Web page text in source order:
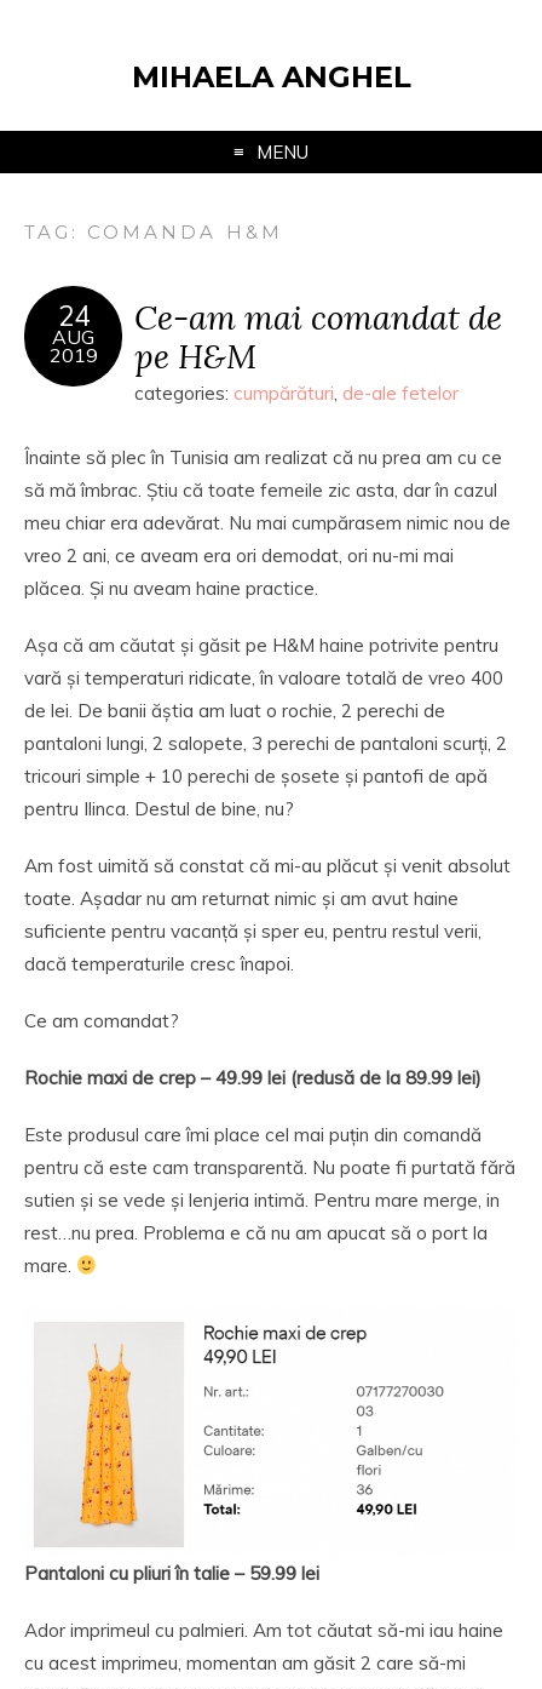
MIHAELA ANGHEL
MENU
TAG: COMANDA H&M
24
AUG
2019
Ce-am mai comandat de
pe H&M
categories: cumpărături, de-ale fetelor
Înainte să plec în Tunisia am realizat că nu prea am cu ce
să mă îmbrac. Știu că toate femeile zic asta, dar în cazul
meu chiar era adevărat. Nu mai cumpărasem nimic nou de
vreo 2 ani, ce aveam era ori demodat, ori nu-mi mai
plăcea. Și nu aveam haine practice.
Așa că am căutat și găsit pe H&M haine potrivite pentru
vară și temperaturi ridicate, în valoare totală de vreo 400
de lei. De banii ăștia am luat o rochie, 2 perechi de
pantaloni lungi, 2 salopete, 3 perechi de pantaloni scurți, 2
tricouri simple + 10 perechi de șosete și pantofi de apă
pentru Ilinca. Destul de bine, nu?
Am fost uimită să constat că mi-au plăcut și venit absolut
toate. Așadar nu am returnat nimic și am avut haine
suficiente pentru vacanță și sper eu, pentru restul verii,
dacă temperaturile cresc înapoi.
Ce am comandat?
Rochie maxi de crep – 49.99 lei (redusă de la 89.99 lei)
Este produsul care îmi place cel mai puțin din comandă
pentru că este cam transparentă. Nu poate fi purtată fără
sutien și se vede și lenjeria intimă. Pentru mare merge, in
rest…nu prea. Problema e că nu am apucat să o port la
mare.
Pantaloni cu pliuriîn talie – 59.99 lei
Ador imprimeul cu palmieri. Am tot căutat să-mi iau haine
cu acest imprimeu, momentan am găsit 2 care să-mi